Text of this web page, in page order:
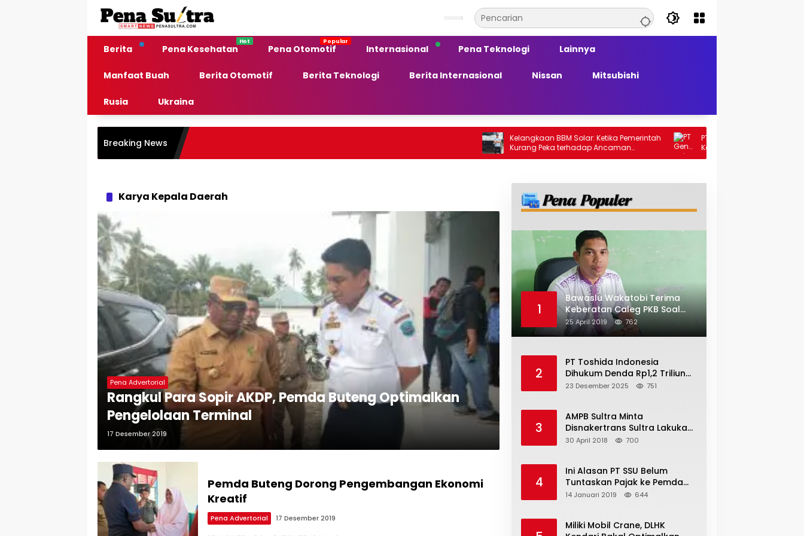
Berita
Pena Kesehatan Pena Otomotif Internasional Pena Teknologi Lainnya
Manfaat Buah Berita Otomotif Berita Teknologi Berita Internasional Nissan Mitsubishi
Rusia Ukraina
Breaking News
Kelangkaan BBM Solar: Ketika Pemerintah
Kurang Peka terhadap Ancaman
Ekonomi Daerah
PT Generasi Agung Perkasa Buktikan
Komitmen Sosial, Salurkan PPM Rp859,4
Juta untuk Masyarakat Lingkar
Karya Kepala Daerah
Pena Advertorial
Rangkul Para Sopir AKDP, Pemda Buteng Optimalkan
Pengelolaan Terminal
17 Desember 2019
Pemda Buteng Dorong Pengembangan Ekonomi
Kreatif
Pena Advertorial 17 Desember 2019
1
Bawaslu Wakatobi Terima
Keberatan Caleg PKB Soal
Penggelembungan Suara
25 April 2019 762
2
PT Toshida Indonesia
Dihukum Denda Rp1,2 Triliun
atas Aktivitas Tambang
23 Desember 2025 751
3
AMPB Sultra Minta
Disnakertrans Sultra Lakukan
Sweeping TKA
30 April 2018 700
4
Ini Alasan PT SSU Belum
Tuntaskan Pajak ke Pemda
Bombana Sebesar Rp8 Miliar
14 Januari 2019 644
Miliki Mobil Crane, DLHK